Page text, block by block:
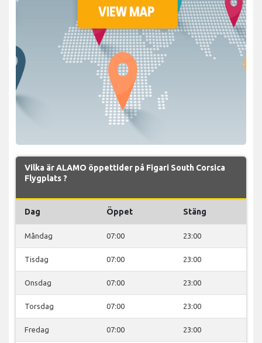
Vilka är ALAMO öppettider på Figari South Corsica
Flygplats ?
Dag Öppet Stäng
Måndag 07:00 23:00
Tisdag 07:00 23:00
Onsdag 07:00 23:00
Torsdag 07:00 23:00
Fredag 07:00 23:00